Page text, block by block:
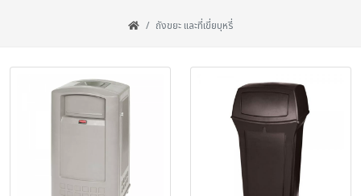
ถังขยะ และที่เขี่ยบุหรี่